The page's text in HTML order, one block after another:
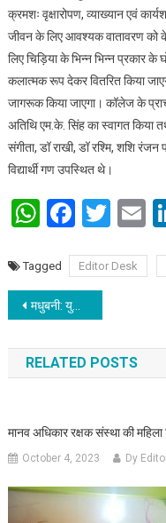
क्रमशः वृक्षारोपण, व्याख्यान एवं
जीवन के लिए आवश्यक वातावरण को
लिए चिड़िया के भिन्न भिन्न प्रकार
कलात्मक रूप देकर वितरित किया
जागरूक किया जाएगा। कॉलेज के
अतिथि एम.के. सिंह का स्वागत किया
संगीता, डॉ राखी, डॉ रश्मि, शशि
विद्यार्थी गण उपस्थित थे।
WhatsApp
Tagged Editor Desk
Post
मधुबनी: युवाओं के द्वारा “टॉक टू यूथ” कार्यक्रम का आयोजन किया गया
RELATED POSTS
मानव अधिकार रक्षक संस्था की
October 4, 2023 Dy